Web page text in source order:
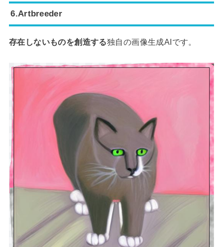
6.Artbreeder
存在しないものを創造する独自の画像生成AIです。